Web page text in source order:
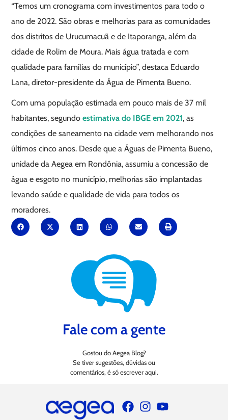
“Temos um cronograma com investimentos para todo o
ano de 2022. São obras e melhorias para as comunidades
dos distritos de Urucumacuã e de Itaporanga, além da
cidade de Rolim de Moura. Mais água tratada e com
qualidade para famílias do município”, destaca Eduardo
Lana, diretor-presidente da Água de Pimenta Bueno.
Com uma população estimada em pouco mais de 37 mil
habitantes, segundoestimativa do IBGE em 2021, as
condições de saneamento na cidade vem melhorando nos
últimos cinco anos. Desde que a Águas de Pimenta Bueno,
unidade da Aegea em Rondônia, assumiu a concessão de
água e esgoto no município, melhorias são implantadas
levando saúde e qualidade de vida para todos os
moradores.
Fale com a gente
Gostou do Aegea Blog?
Se tiver sugestões, dúvidas ou
comentários, é só escrever aqui.